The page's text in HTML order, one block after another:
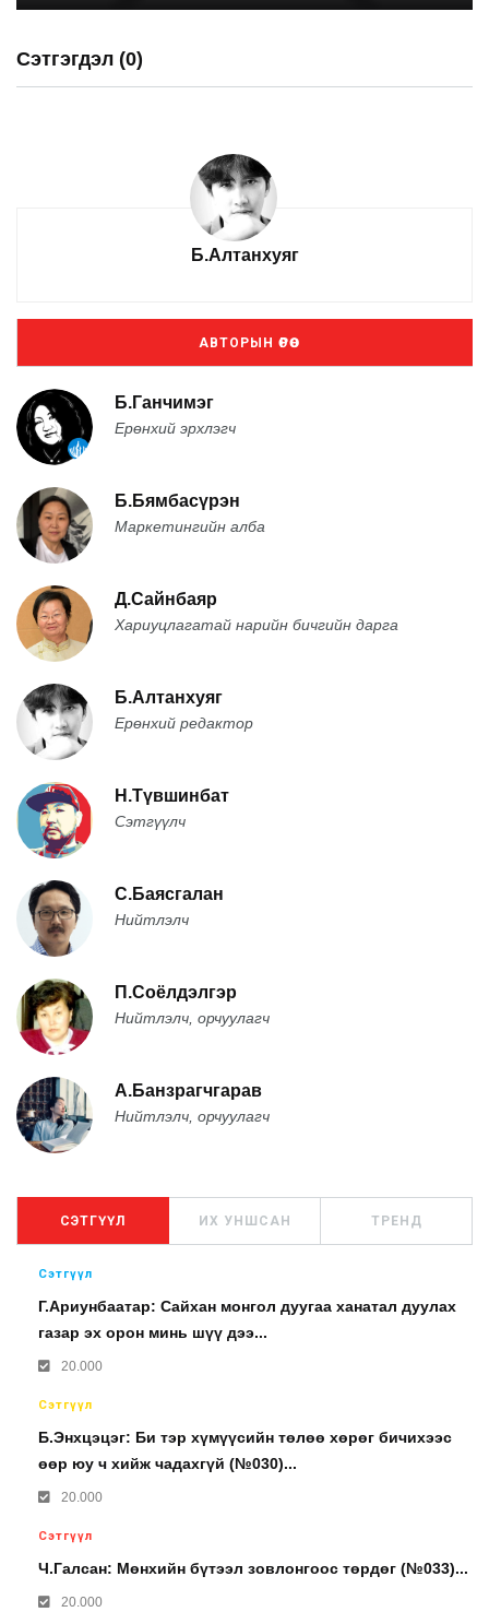
Сэтгэгдэл (0)
Б.Алтанхуяг
АВТОРЫН ӨРӨӨ
Б.Ганчимэг
Ерөнхий эрхлэгч
Б.Бямбасүрэн
Маркетингийн алба
Д.Сайнбаяр
Хариуцлагатай нарийн бичгийн дарга
Б.Алтанхуяг
Ерөнхий редактор
Н.Түвшинбат
Сэтгүүлч
С.Баясгалан
Нийтлэлч
П.Соёлдэлгэр
Нийтлэлч, орчуулагч
А.Банзрагчгарав
Нийтлэлч, орчуулагч
СЭТГҮҮЛ ИХ УНШСАН ТРЕНД
Сэтгүүл
Г.Ариунбаатар: Сайхан монгол дуугаа ханатал дуулах
газар эх орон минь шүү дээ...
20.000
Сэтгүүл
Б.Энхцэцэг: Би тэр хүмүүсийн төлөө хөрөг бичихээс
өөр юу ч хийж чадахгүй (№030)...
20.000
Сэтгүүл
Ч.Галсан: Мөнхийн бүтээл зовлонгоос төрдөг (№033)...
20.000